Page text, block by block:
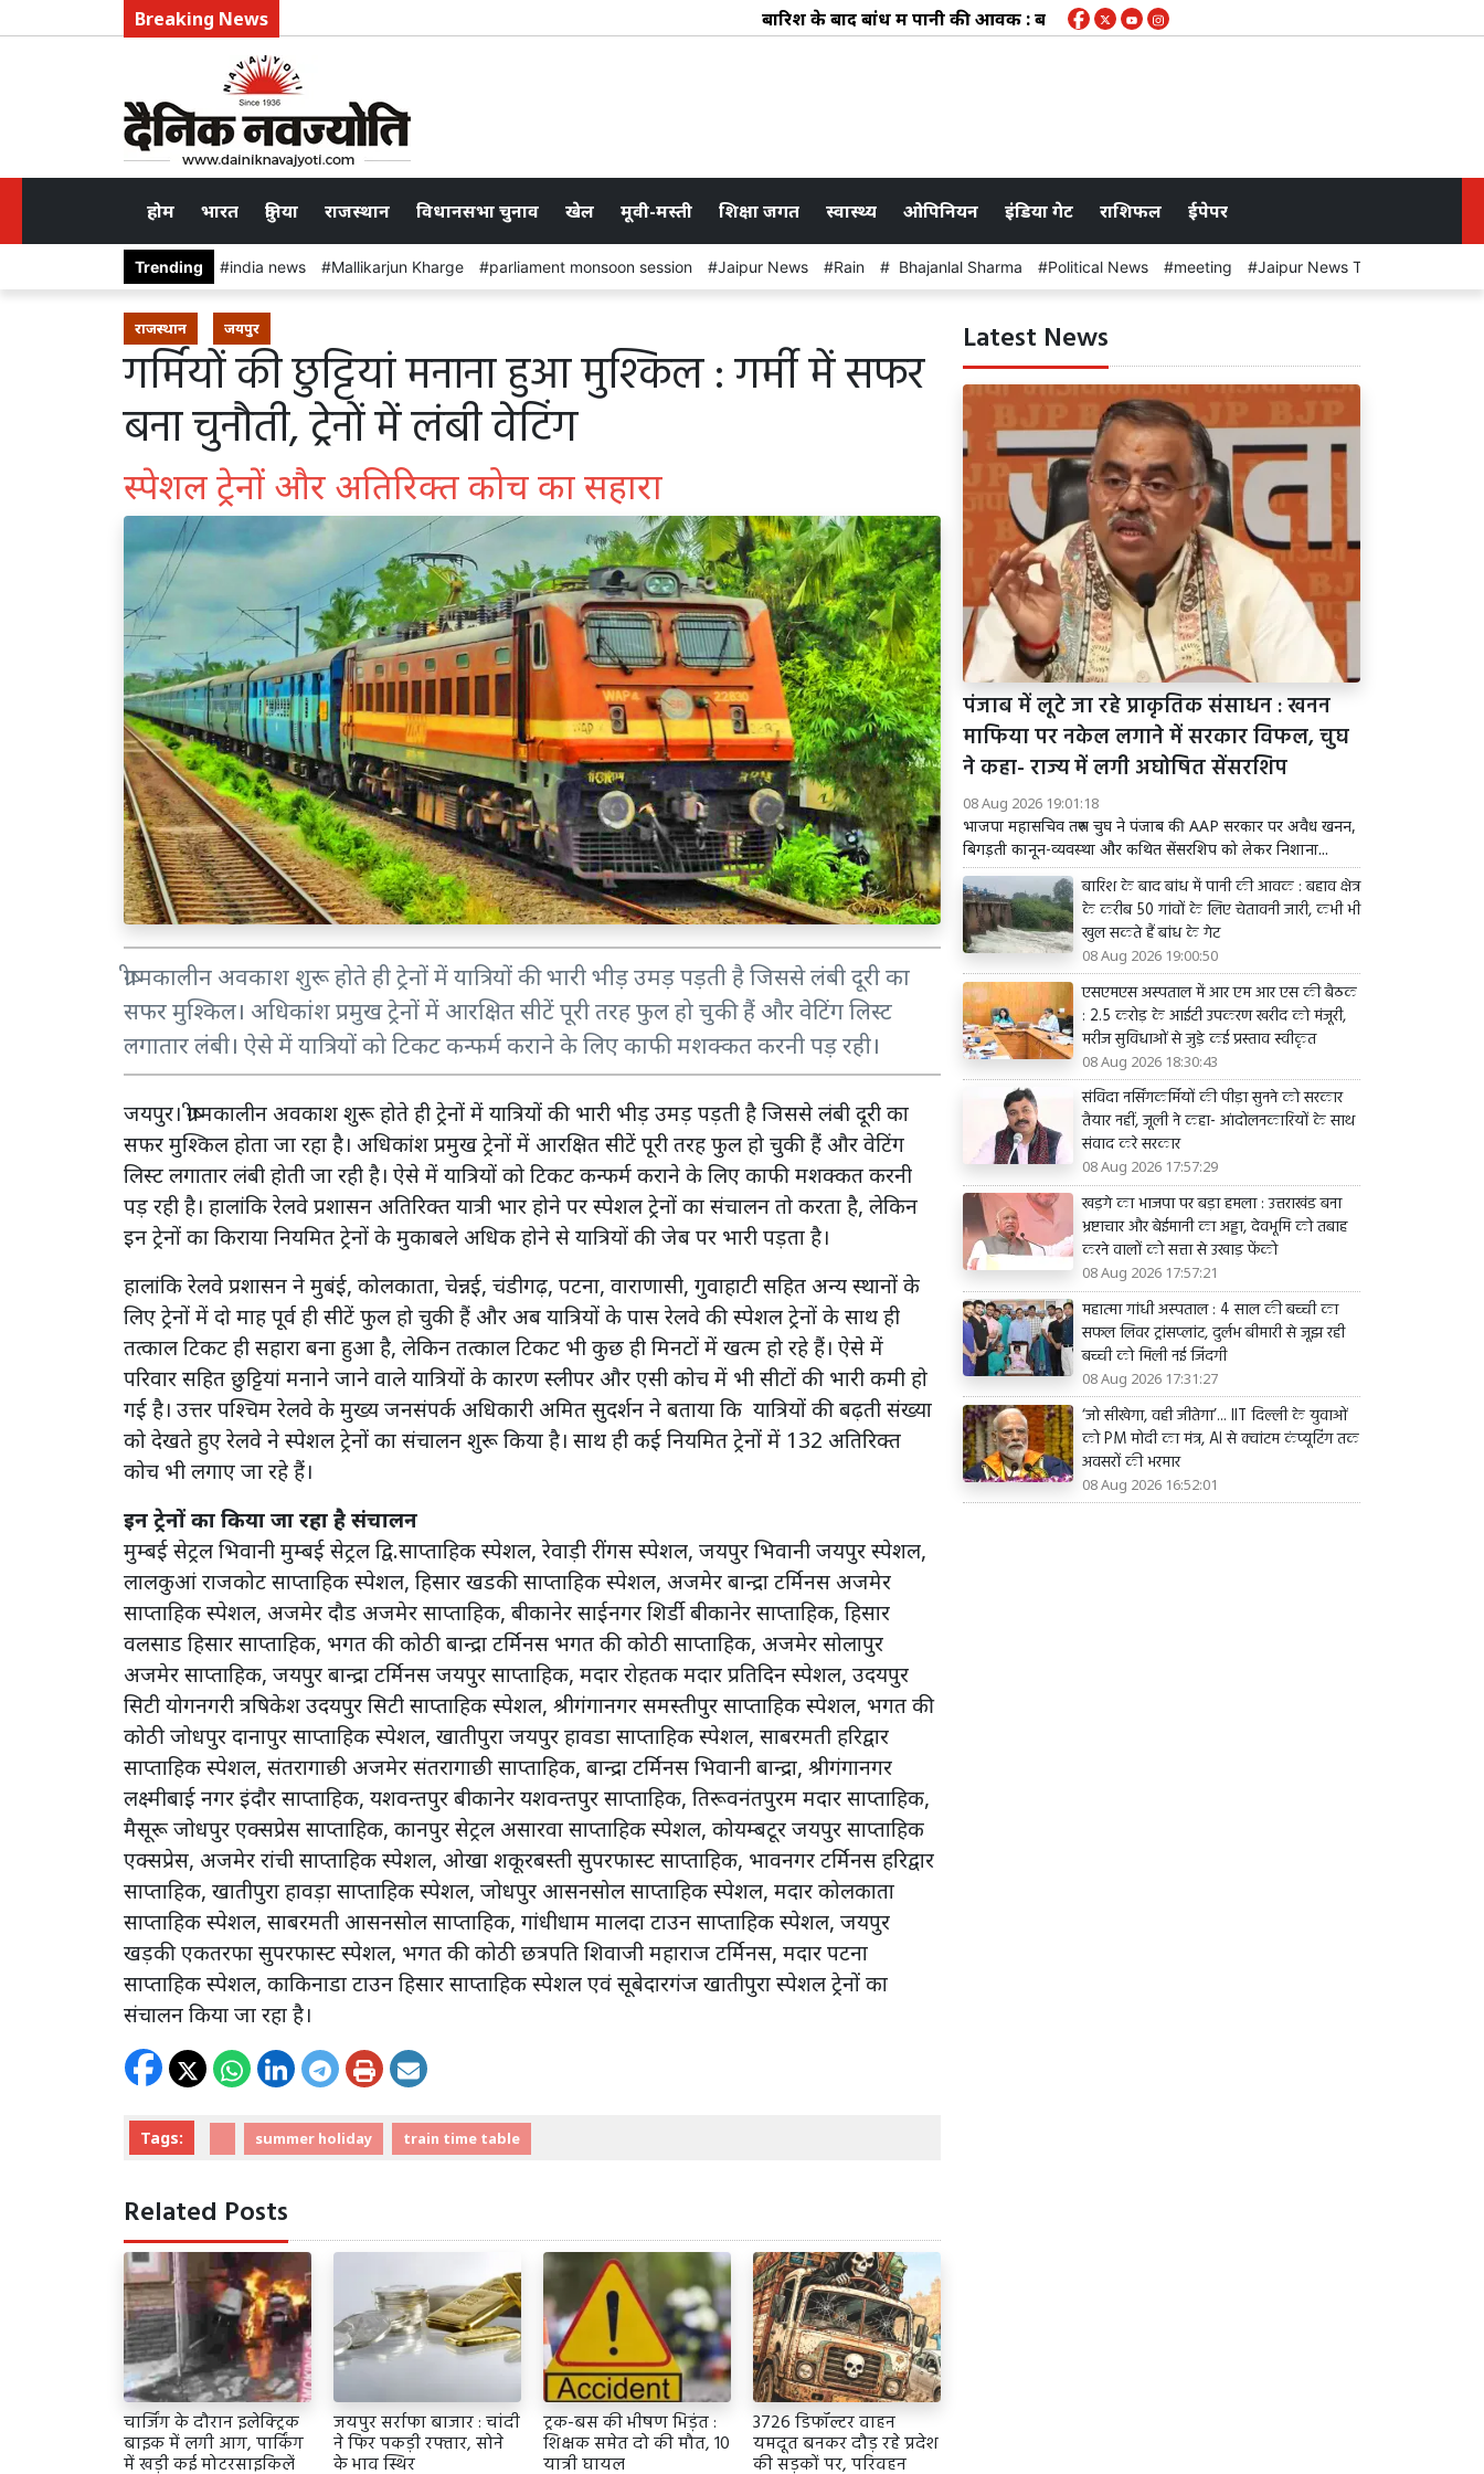
Breaking News बारिश के बाद बांध में पानी की आवक : बहाव क्षेत्र के करीब 50 गांवों के लिए चेतावनी जारी, कभी भी खुल
होम भारत दुनिया राजस्थान विधानसभा चुनाव खेल मूवी-मस्ती शिक्षा जगत स्वास्थ्य ओपिनियन इंडिया गेट राशिफल ईपेपर
Trending india news Mallikarjun Kharge parliament monsoon session Jaipur News Rain Bhajanlal Sharma Political News meeting Jaipur News Today
राजस्थान जयपुर
गर्मियों की छुट्टियां मनाना हुआ मुश्किल : गर्मी में सफर
बना चुनौती, ट्रेनों में लंबी वेटिंग
स्पेशल ट्रेनों और अतिरिक्त कोच का सहारा
ग्रीष्मकालीन अवकाश शुरू होते ही ट्रेनों में यात्रियों की भारी भीड़ उमड़ पड़ती है जिससे लंबी दूरी का
सफर मुश्किल। अधिकांश प्रमुख ट्रेनों में आरक्षित सीटें पूरी तरह फुल हो चुकी हैं और वेटिंग लिस्ट
लगातार लंबी। ऐसे में यात्रियों को टिकट कन्फर्म कराने के लिए काफी मशक्कत करनी पड़ रही।
जयपुर। ग्रीष्मकालीन अवकाश शुरू होते ही ट्रेनों में यात्रियों की भारी भीड़ उमड़ पड़ती है जिससे लंबी दूरी का
सफर मुश्किल होता जा रहा है। अधिकांश प्रमुख ट्रेनों में आरक्षित सीटें पूरी तरह फुल हो चुकी हैं और वेटिंग
लिस्ट लगातार लंबी होती जा रही है। ऐसे में यात्रियों को टिकट कन्फर्म कराने के लिए काफी मशक्कत करनी
पड़ रही है। हालांकि रेलवे प्रशासन अतिरिक्त यात्री भार होने पर स्पेशल ट्रेनों का संचालन तो करता है, लेकिन
इन ट्रेनों का किराया नियमित ट्रेनों के मुकाबले अधिक होने से यात्रियों की जेब पर भारी पड़ता है।
हालांकि रेलवे प्रशासन ने मुबंई, कोलकाता, चेन्नई, चंडीगढ़, पटना, वाराणासी, गुवाहाटी सहित अन्य स्थानों के
लिए ट्रेनों में दो माह पूर्व ही सीटें फुल हो चुकी हैं और अब यात्रियों के पास रेलवे की स्पेशल ट्रेनों के साथ ही
तत्काल टिकट ही सहारा बना हुआ है, लेकिन तत्काल टिकट भी कुछ ही मिनटों में खत्म हो रहे हैं। ऐसे में
परिवार सहित छुट्टियां मनाने जाने वाले यात्रियों के कारण स्लीपर और एसी कोच में भी सीटों की भारी कमी हो
गई है। उत्तर पश्चिम रेलवे के मुख्य जनसंपर्क अधिकारी अमित सुदर्शन ने बताया कि यात्रियों की बढ़ती संख्या
को देखते हुए रेलवे ने स्पेशल ट्रेनों का संचालन शुरू किया है। साथ ही कई नियमित ट्रेनों में 132 अतिरिक्त
कोच भी लगाए जा रहे हैं।
इन ट्रेनों का किया जा रहा है संचालन
मुम्बई सेट्रल भिवानी मुम्बई सेट्रल द्वि.साप्ताहिक स्पेशल, रेवाड़ी रींगस स्पेशल, जयपुर भिवानी जयपुर स्पेशल,
लालकुआं राजकोट साप्ताहिक स्पेशल, हिसार खडकी साप्ताहिक स्पेशल, अजमेर बान्द्रा टर्मिनस अजमेर
साप्ताहिक स्पेशल, अजमेर दौड अजमेर साप्ताहिक, बीकानेर साईनगर शिर्डी बीकानेर साप्ताहिक, हिसार
वलसाड हिसार साप्ताहिक, भगत की कोठी बान्द्रा टर्मिनस भगत की कोठी साप्ताहिक, अजमेर सोलापुर
अजमेर साप्ताहिक, जयपुर बान्द्रा टर्मिनस जयपुर साप्ताहिक, मदार रोहतक मदार प्रतिदिन स्पेशल, उदयपुर
सिटी योगनगरी त्रषिकेश उदयपुर सिटी साप्ताहिक स्पेशल, श्रीगंगानगर समस्तीपुर साप्ताहिक स्पेशल, भगत की
कोठी जोधपुर दानापुर साप्ताहिक स्पेशल, खातीपुरा जयपुर हावडा साप्ताहिक स्पेशल, साबरमती हरिद्वार
साप्ताहिक स्पेशल, संतरागाछी अजमेर संतरागाछी साप्ताहिक, बान्द्रा टर्मिनस भिवानी बान्द्रा, श्रीगंगानगर
लक्ष्मीबाई नगर इंदौर साप्ताहिक, यशवन्तपुर बीकानेर यशवन्तपुर साप्ताहिक, तिरूवनंतपुरम मदार साप्ताहिक,
मैसूरू जोधपुर एक्सप्रेस साप्ताहिक, कानपुर सेट्रल असारवा साप्ताहिक स्पेशल, कोयम्बटूर जयपुर साप्ताहिक
एक्सप्रेस, अजमेर रांची साप्ताहिक स्पेशल, ओखा शकूरबस्ती सुपरफास्ट साप्ताहिक, भावनगर टर्मिनस हरिद्वार
साप्ताहिक, खातीपुरा हावड़ा साप्ताहिक स्पेशल, जोधपुर आसनसोल साप्ताहिक स्पेशल, मदार कोलकाता
साप्ताहिक स्पेशल, साबरमती आसनसोल साप्ताहिक, गांधीधाम मालदा टाउन साप्ताहिक स्पेशल, जयपुर
खड़की एकतरफा सुपरफास्ट स्पेशल, भगत की कोठी छत्रपति शिवाजी महाराज टर्मिनस, मदार पटना
साप्ताहिक स्पेशल, काकिनाडा टाउन हिसार साप्ताहिक स्पेशल एवं सूबेदारगंज खातीपुरा स्पेशल ट्रेनों का
संचालन किया जा रहा है।
Tags: summer holiday train time table
Related Posts
चार्जिंग के दौरान इलेक्ट्रिक
बाइक में लगी आग, पार्किंग
में खड़ी कई मोटरसाइकिलें
जयपुर सर्राफा बाजार : चांदी
ने फिर पकड़ी रफ्तार, सोने
के भाव स्थिर
ट्रक-बस की भीषण भिड़ंत :
शिक्षक समेत दो की मौत, 10
यात्री घायल
3726 डिफॉल्टर वाहन
यमदूत बनकर दौड़ रहे प्रदेश
की सड़कों पर, परिवहन
Latest News
पंजाब में लूटे जा रहे प्राकृतिक संसाधन : खनन
माफिया पर नकेल लगाने में सरकार विफल, चुघ
ने कहा- राज्य में लगी अघोषित सेंसरशिप
08 Aug 2026 19:01:18
भाजपा महासचिव तरुण चुघ ने पंजाब की AAP सरकार पर अवैध खनन,
बिगड़ती कानून-व्यवस्था और कथित सेंसरशिप को लेकर निशाना...
बारिश के बाद बांध में पानी की आवक : बहाव क्षेत्र
के करीब 50 गांवों के लिए चेतावनी जारी, कभी भी
खुल सकते हैं बांध के गेट
08 Aug 2026 19:00:50
एसएमएस अस्पताल में आर एम आर एस की बैठक
: 2.5 करोड़ के आईटी उपकरण खरीद को मंजूरी,
मरीज सुविधाओं से जुड़े कई प्रस्ताव स्वीकृत
08 Aug 2026 18:30:43
संविदा नर्सिंगकर्मियों की पीड़ा सुनने को सरकार
तैयार नहीं, जूली ने कहा- आंदोलनकारियों के साथ
संवाद करे सरकार
08 Aug 2026 17:57:29
खड़गे का भाजपा पर बड़ा हमला : उत्तराखंड बना
भ्रष्टाचार और बेईमानी का अड्डा, देवभूमि को तबाह
करने वालों को सत्ता से उखाड़ फेंको
08 Aug 2026 17:57:21
महात्मा गांधी अस्पताल : 4 साल की बच्ची का
सफल लिवर ट्रांसप्लांट, दुर्लभ बीमारी से जूझ रही
बच्ची को मिली नई जिंदगी
08 Aug 2026 17:31:27
‘जो सीखेगा, वही जीतेगा’... IIT दिल्ली के युवाओं
को PM मोदी का मंत्र, AI से क्वांटम कंप्यूटिंग तक
अवसरों की भरमार
08 Aug 2026 16:52:01